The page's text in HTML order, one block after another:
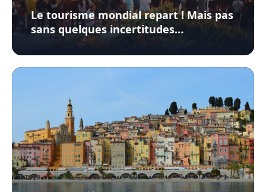
Le tourisme mondial repart ! Mais pas
sans quelques incertitudes…